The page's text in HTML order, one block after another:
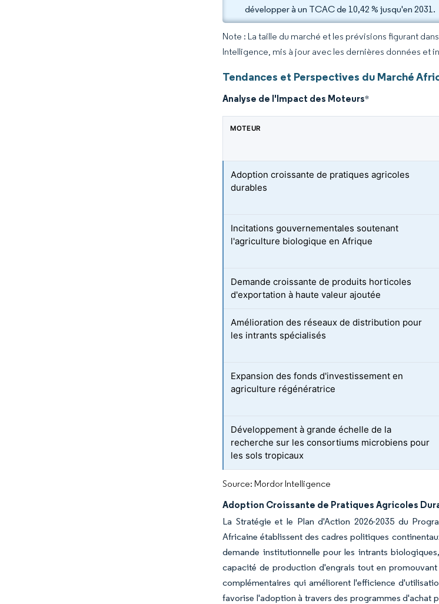
développer à un TCAC de 10,42 % jusqu'en 2031.
Note : La taille du marché et les prévisions figurant
Intelligence, mis à jour avec les dernières données et
Tendances et Perspectives du Marché
Analyse de l'Impact des Moteurs*
MOTEUR
Adoption croissante de pratiques agricoles
durables
Incitations gouvernementales soutenant
l'agriculture biologique en Afrique
Demande croissante de produits horticoles
d'exportation à haute valeur ajoutée
Amélioration des réseaux de distribution pour
les intrants spécialisés
Expansion des fonds d'investissement en
agriculture régénératrice
Développement à grande échelle de la
recherche sur les consortiums microbiens pour
les sols tropicaux
Source: Mordor Intelligence
Adoption Croissante de Pratiques Agricoles
La Stratégie et le Plan d'Action 2026-2035 du
Africaine établissent des cadres politiques
demande institutionnelle pour les intrants
capacité de production d'engrais tout en
complémentaires qui améliorent l'efficience
favorise l'adoption à travers des programmes d'achat